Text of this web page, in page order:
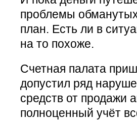
проблемы
план. Есть ли в
на то похоже.
Счетная палата
допустил ряд
средств от продажи
полноценный учёт